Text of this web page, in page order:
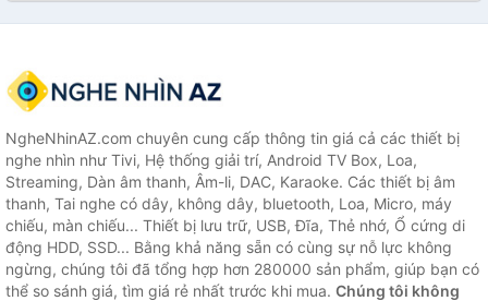
NgheNhinAZ.com chuyên cung cấp thông tin giá cả các thiết bị
nghe nhìn như Tivi, Hệ thống giải trí, Android TV Box, Loa,
Streaming, Dàn âm thanh, Âm-li, DAC, Karaoke. Các thiết bị âm
thanh, Tai nghe có dây, không dây, bluetooth, Loa, Micro, máy
chiếu, màn chiếu... Thiết bị lưu trữ, USB, Đĩa, Thẻ nhớ, Ổ cứng di
động HDD, SSD... Bằng khả năng sẵn có cùng sự nỗ lực không
ngừng, chúng tôi đã tổng hợp hơn 280000 sản phẩm, giúp bạn có
thể so sánh giá, tìm giá rẻ nhất trước khi mua. Chúng tôi không